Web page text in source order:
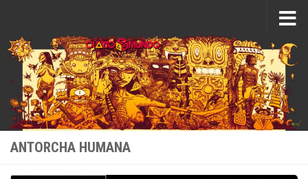
ANTORCHA HUMANA